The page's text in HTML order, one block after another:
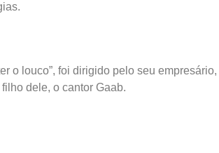
o louco”, foi dirigido pelo seu empresário,
dele, o cantor Gaab.